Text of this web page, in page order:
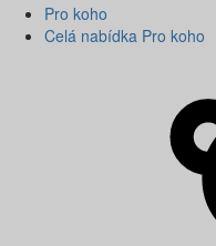
Pro koho
Celá nabídka Pro koho